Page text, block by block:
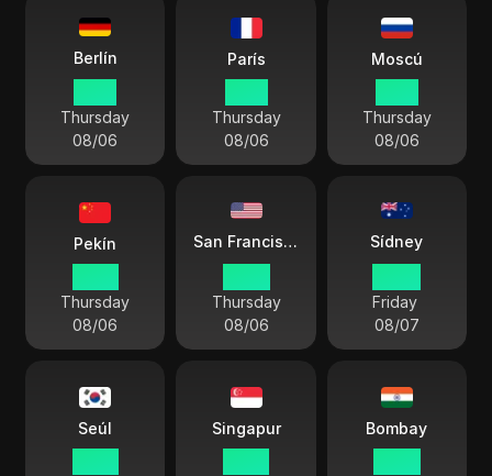
Berlín
Thursday
08/06
París
Thursday
08/06
Moscú
Thursday
08/06
Pekín
Thursday
08/06
San Francisco
Thursday
08/06
Sídney
Friday
08/07
Seúl Singapur Bombay